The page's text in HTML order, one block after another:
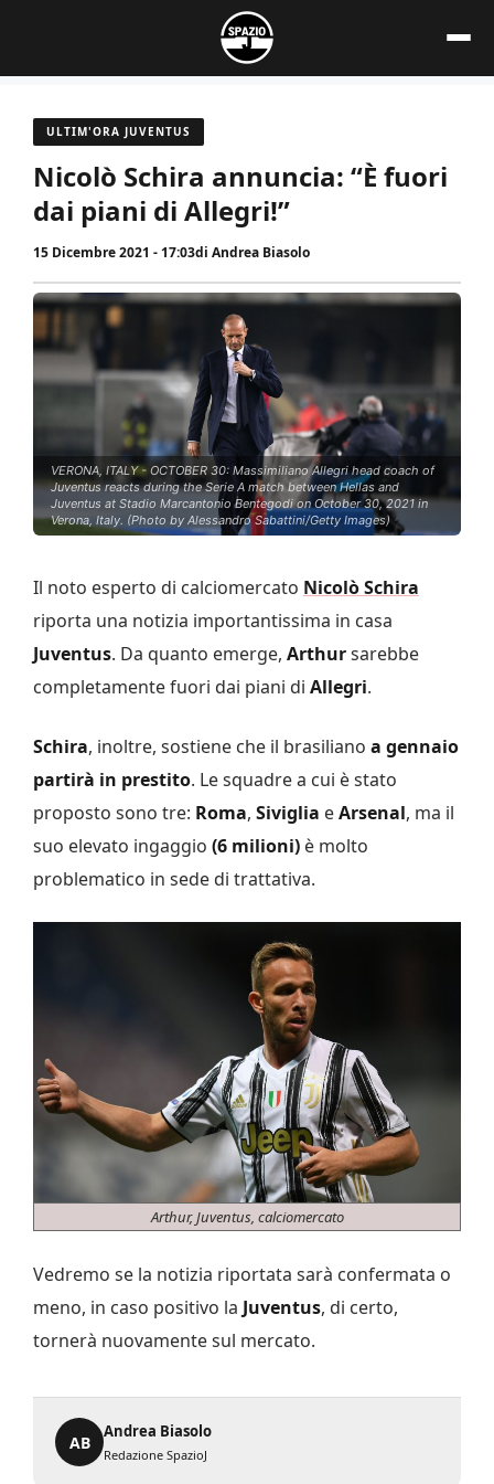
contenuto
ULTIM'ORA JUVENTUS
Nicolò Schira annuncia: “È fuori
dai piani di Allegri!”
15 Dicembre 2021 - 17:03di Andrea Biasolo
VERONA, ITALY - OCTOBER 30: Massimiliano Allegri head coach of
Juventus reacts during the Serie A match between Hellas and
Juventus at Stadio Marcantonio Bentegodi on October 30, 2021 in
Verona, Italy. (Photo by Alessandro Sabattini/Getty Images)
Il noto esperto di calciomercato Nicolò Schira
riporta una notizia importantissima in casa
Juventus. Da quanto emerge, Arthursarebbe
completamente fuori dai piani di Allegri.
Schira, inoltre, sostiene che il brasiliano a gennaio
partirà in prestito. Le squadre a cui è stato
proposto sono tre: Roma, Siviglia eArsenal, ma il
suo elevato ingaggio (6 milioni) è molto
problematico in sede di trattativa.
Arthur, Juventus, calciomercato
Vedremo se la notizia riportata sarà confermata o
meno, in caso positivo la Juventus, di certo,
tornerà nuovamente sul mercato.
AB
Andrea Biasolo
Redazione SpazioJ